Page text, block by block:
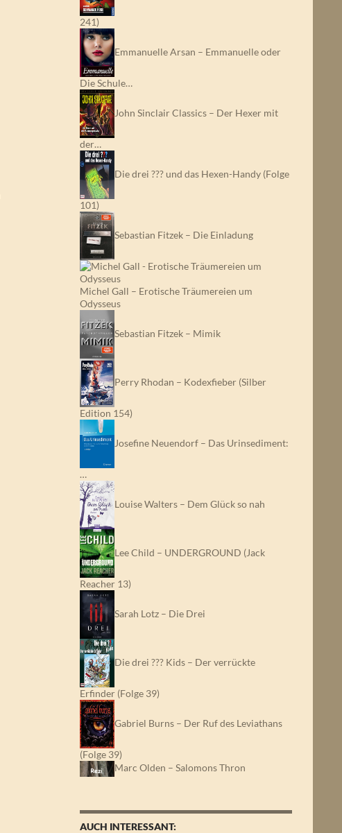
241)
Emmanuelle Arsan – Emmanuelle oder
Die Schule…
John Sinclair Classics – Der Hexer mit
der…
Die drei ??? und das Hexen-Handy (Folge
101)
Sebastian Fitzek – Die Einladung
Michel Gall – Erotische Träumereien um
Odysseus
Sebastian Fitzek – Mimik
Perry Rhodan – Kodexfieber (Silber
Edition 154)
Josefine Neuendorf – Das Urinsediment:
…
Louise Walters – Dem Glück so nah
Lee Child – UNDERGROUND (Jack
Reacher 13)
Sarah Lotz – Die Drei
Die drei ??? Kids – Der verrückte
Erfinder (Folge 39)
Gabriel Burns – Der Ruf des Leviathans
(Folge 39)
Marc Olden – Salomons Thron
AUCH INTERESSANT: